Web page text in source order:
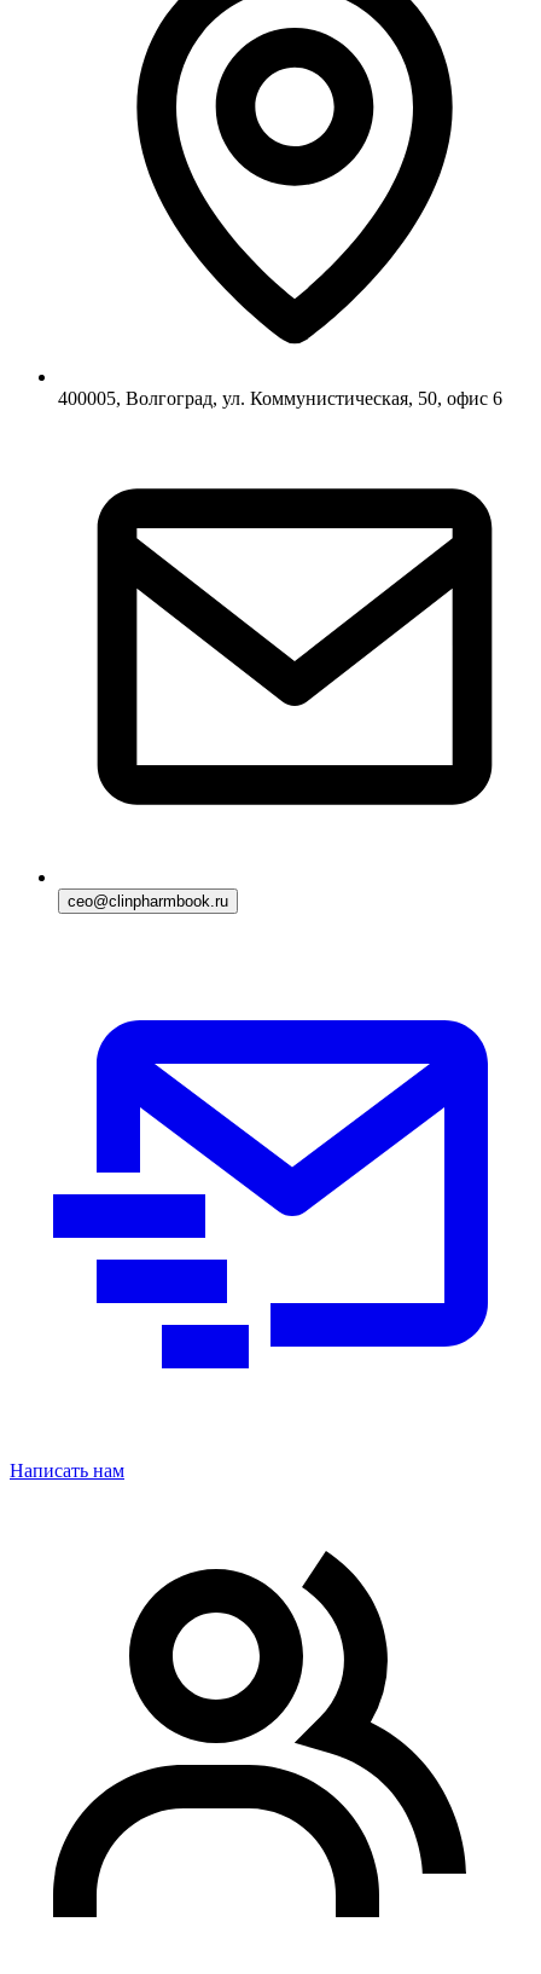
400005, Волгоград, ул. Коммунистическая, 50, офис 6
ceo@clinpharmbook.ru
Написать нам